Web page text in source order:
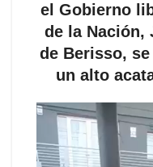
el Gobierno
de la Nación,
de Berisso,
un alto